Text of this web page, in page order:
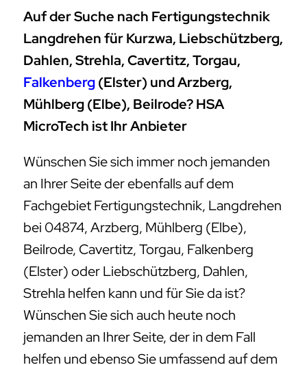
Auf der Suche nach Fertigungstechnik
Langdrehen für Kurzwa, Liebschützberg,
Dahlen, Strehla, Cavertitz, Torgau,
Falkenberg(Elster) und Arzberg,
Mühlberg (Elbe), Beilrode? HSA
MicroTech ist Ihr Anbieter
Wünschen Sie sich immer noch jemanden
an Ihrer Seite der ebenfalls auf dem
Fachgebiet Fertigungstechnik, Langdrehen
bei 04874, Arzberg, Mühlberg (Elbe),
Beilrode, Cavertitz, Torgau, Falkenberg
(Elster) oder Liebschützberg, Dahlen,
Strehla helfen kann und für Sie da ist?
Wünschen Sie sich auch heute noch
jemanden an Ihrer Seite, der in dem Fall
helfen und ebenso Sie umfassend auf dem